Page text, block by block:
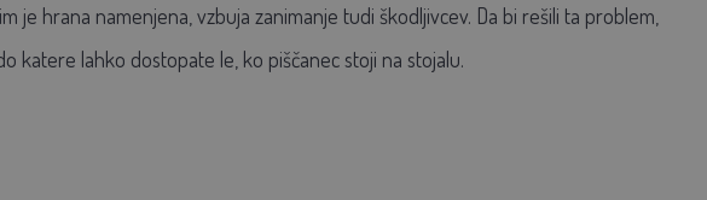
je hrana namenjena, vzbuja zanimanje tudi škodljivcev. Da bi rešili ta problem,
katere lahko dostopate le, ko piščanec stoji na stojalu.